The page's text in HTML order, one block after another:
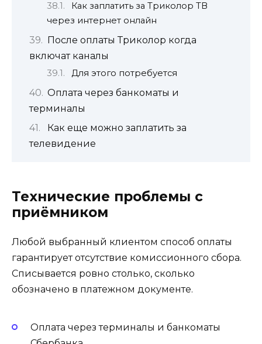
Как заплатить за Триколор ТВ
через интернет онлайн
После оплаты Триколор когда
включат каналы
Для этого потребуется
Оплата через банкоматы и
терминалы
Как еще можно заплатить за
телевидение
Технические проблемы с
приёмником
Любой выбранный клиентом способ оплаты
гарантирует отсутствие комиссионного сбора.
Списывается ровно столько, сколько
обозначено в платежном документе.
Оплата через терминалы и банкоматы